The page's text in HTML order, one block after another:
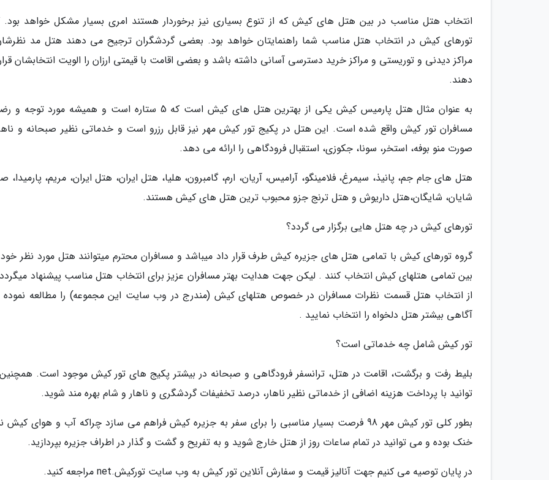
انتخاب هتل مناسب در بین هتل های کیش که از تنوع بسیاری نیز برخوردار هستند امری بسیار مشکل خواهد بود.
تورهای کیش در انتخاب هتل مناسب شما راهنمایتان خواهد بود. بعضی گردشگران ترجیح می دهند هتل مد
مراکز دیدنی و توریستی و مراکز خرید دسترسی آسانی داشته باشد و بعضی اقامت با قیمتی ارزان را الویت انتخابشان
دهند.
به عنوان مثال هتل پارمیس کیش یکی از بهترین هتل های کیش است که 5 ستاره است و همیشه مورد
مسافران تور کیش واقع شده است. این هتل در پکیج تور کیش مهر نیز قابل رزرو است و خدماتی نظیر صبحانه و
صورت منو بوفه، استخر، سونا، جکوزی، استقبال فرودگاهی را ارائه می دهد.
هتل های جام جم، پانیذ، سیمرغ، فلامینگو، آرامیس، آریان، ارم، گامبرون، هلیا، هتل ایران، هتل ایران، مریم، پارمیدا،
شایان، شایگان،هتل داریوش و هتل ترنج جزو محبوب ترین هتل های کیش هستند.
تورهای کیش در چه هتل هایی برگزار می گردد؟
گروه تورهای کیش با تمامی هتل های جزیره کیش طرف قرار داد میباشد و مسافران محترم میتوانند هتل مورد نظر خود
بین تمامی هتلهای کیش انتخاب کنند . لیکن جهت هدایت بهتر مسافران عزیز برای انتخاب هتل مناسب پیشنهاد
از انتخاب هتل قسمت نظرات مسافران در خصوص هتلهای کیش (مندرج در وب سایت این مجموعه) را مطالعه نموده
آگاهی بیشتر هتل دلخواه را انتخاب نمایید .
تور کیش شامل چه خدماتی است؟
بلیط رفت و برگشت، اقامت در هتل، ترانسفر فرودگاهی و صبحانه در بیشتر پکیج های تور کیش موجود است.
توانید با پرداخت هزینه اضافی از خدماتی نظیر ناهار، درصد تخفیفات گردشگری و ناهار و شام بهره مند شوید.
بطور کلی تور کیش مهر 98 فرصت بسیار مناسبی را برای سفر به جزیره کیش فراهم می سازد چراکه آب و هوای کیش
خنک بوده و می توانید در تمام ساعات روز از هتل خارج شوید و به تفریح و گشت و گذار در اطراف جزیره بپردازید.
در پایان توصیه می کنیم جهت آنالیز قیمت و سفارش آنلاین تور کیش به وب سایت تورکیش.net مراجعه کنید.